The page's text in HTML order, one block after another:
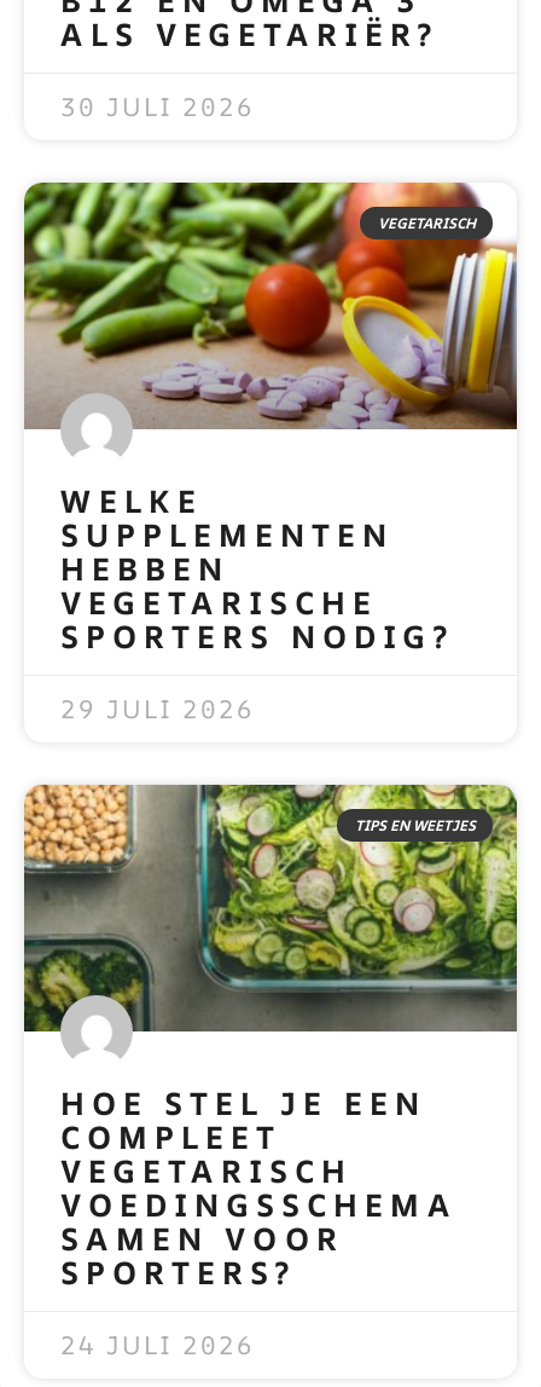
ALS VEGETARIËR?
30 JULI 2026
VEGETARISCH
WELKE
SUPPLEMENTEN
HEBBEN
VEGETARISCHE
SPORTERS NODIG?
29 JULI 2026
TIPS EN WEETJES
HOE STEL JE EEN
COMPLEET
VEGETARISCH
VOEDINGSSCHEMA
SAMEN VOOR
SPORTERS?
24 JULI 2026